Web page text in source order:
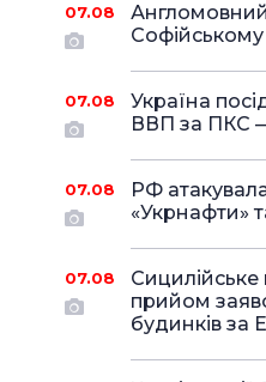
07.08
Софійському
07.08
Україна
ВВП за ПКС
07.08
РФ
«Укрнафти»
07.08
Сицилійське
прийом
будинків за